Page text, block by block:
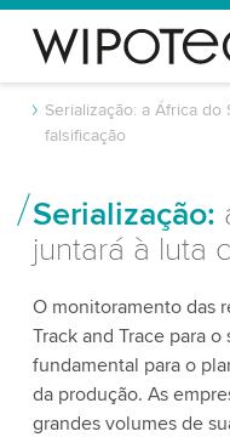
Serialização: a África
falsificação
Serialização:
juntará à luta
O monitoramento das
Track and Trace para
fundamental para o
da produção. As
grandes volumes de